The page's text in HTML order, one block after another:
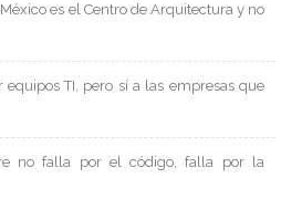
es el Centro de Arquitectura y no
TI, pero sí a las empresas que
no falla por el código, falla por la